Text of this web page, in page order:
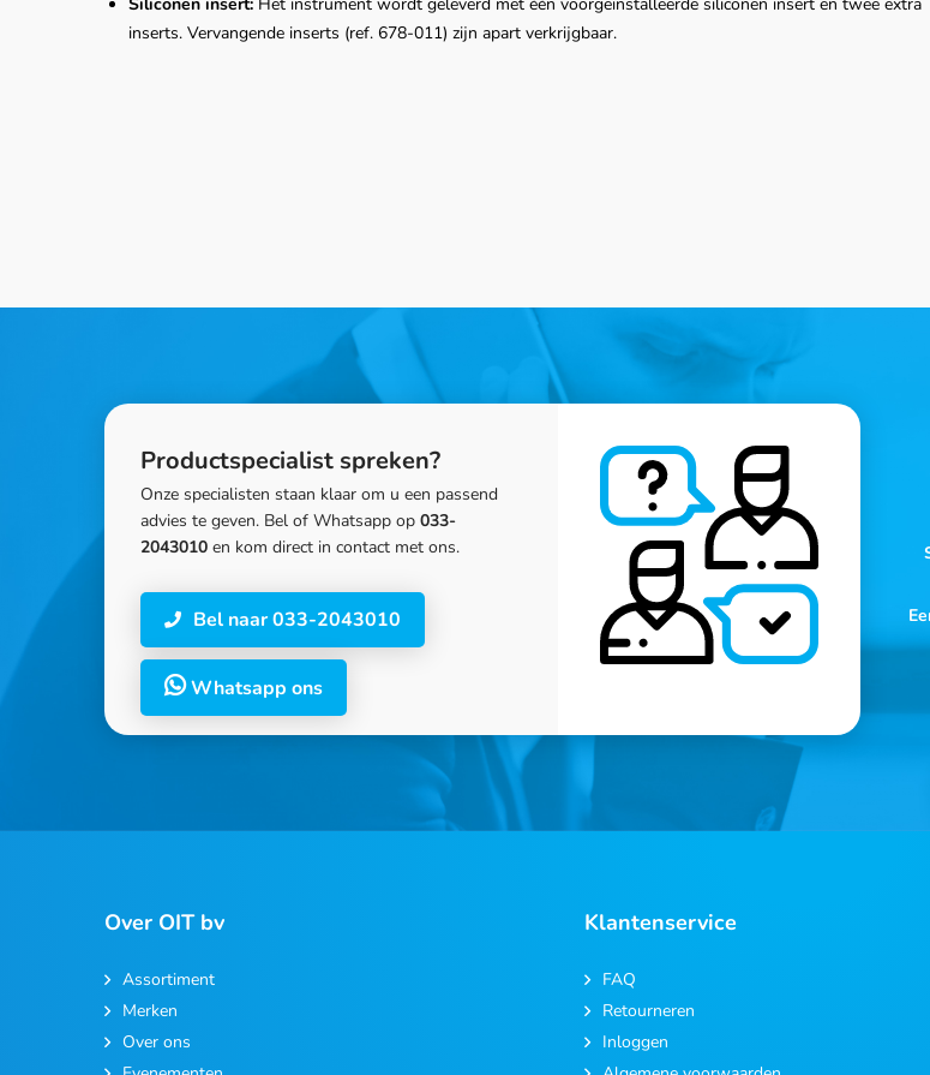
inserts. Vervangende inserts (ref. 678-011) zijn apart verkrijgbaar.
Productspecialist spreken?
Onze specialisten staan klaar om u een passend
advies te geven. Bel of Whatsapp op 033-
2043010 en kom direct in contact met ons.
Bel naar 033-2043010
Whatsapp ons
Over OIT bv
Assortiment
Merken
Over ons
Klantenservice
FAQ
Retourneren
Inloggen